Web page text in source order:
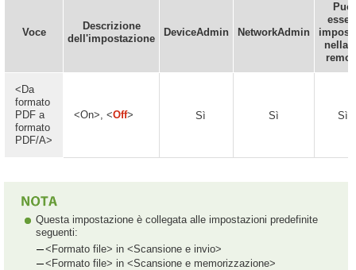
Voce
Descrizione
dell'impostazione
DeviceAdmin NetworkAdmin
Può
nella
<Da
formato
PDF a
formato
PDF/A>
<On>, <Off> Sì Sì Sì
Questa impostazione è collegata alle impostazioni predefinite
seguenti:
<Formato file> in <Scansione e invio>
<Formato file> in <Scansione e memorizzazione>